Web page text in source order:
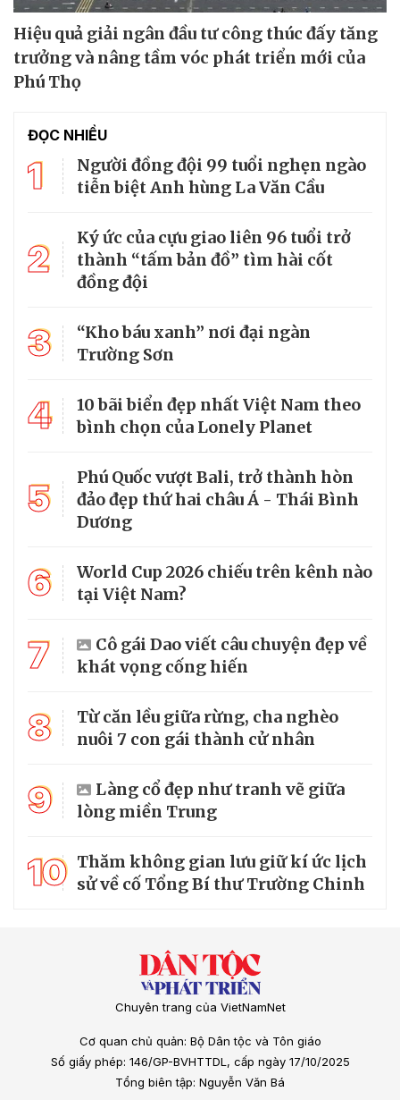
Hiệu quả giải ngân đầu tư công thúc đấy tăng
trưởng và nâng tầm vóc phát triển mới của
Phú Thọ
ĐỌC NHIỀU
1
Người đồng đội 99 tuổi nghẹn ngào
tiễn biệt Anh hùng La Văn Cầu
2
Ký ức của cựu giao liên 96 tuổi trở
thành “tấm bản đồ” tìm hài cốt
đồng đội
3
“Kho báu xanh” nơi đại ngàn
Trường Sơn
4
10 bãi biển đẹp nhất Việt Nam theo
bình chọn của Lonely Planet
5
Phú Quốc vượt Bali, trở thành hòn
đảo đẹp thứ hai châu Á - Thái Bình
Dương
6
World Cup 2026 chiếu trên kênh nào
tại Việt Nam?
7
Cô gái Dao viết câu chuyện đẹp về
khát vọng cống hiến
8
Từ căn lều giữa rừng, cha nghèo
nuôi 7 con gái thành cử nhân
9
Làng cổ đẹp như tranh vẽ giữa
lòng miền Trung
10 Thăm không gian lưu giữ kí ức lịch
sử về cố Tổng Bí thư Trường Chinh
Chuyên trang của VietNamNet
Cơ quan chủ quản: Bộ Dân tộc và Tôn giáo
Số giấy phép: 146/GP-BVHTTDL, cấp ngày 17/10/2025
Tổng biên tập: Nguyễn Văn Bá